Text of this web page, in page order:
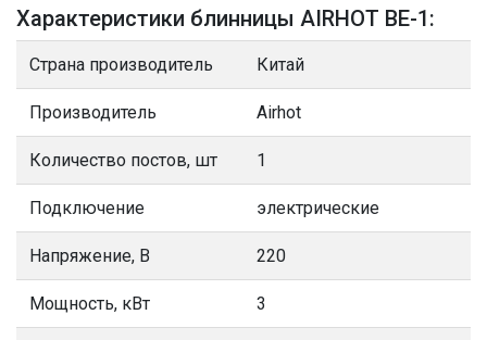
Характеристики блинницы AIRHOT BE-1:
Страна производитель Китай
Производитель Airhot
Количество постов, шт 1
Подключение электрические
Напряжение, В 220
Мощность, кВт 3